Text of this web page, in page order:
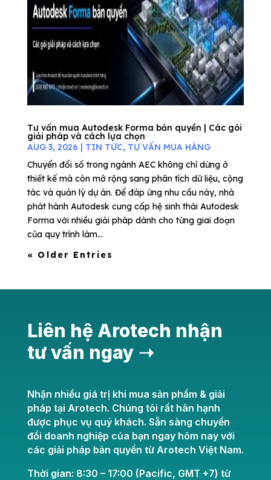
Tư vấn mua Autodesk Forma bản quyền | Các gói
giải pháp và cách lựa chọn
AUG 3, 2026 | TIN TỨC, TƯ VẤN MUA HÀNG
Chuyển đổi số trong ngành AEC không chỉ dừng ở
thiết kế mà còn mở rộng sang phân tích dữ liệu, cộng
tác và quản lý dự án. Để đáp ứng nhu cầu này, nhà
phát hành Autodesk cung cấp hệ sinh thái Autodesk
Forma với nhiều giải pháp dành cho từng giai đoạn
của quy trình làm...
« Older Entries
Liên hệ Arotech nhận
tư vấn ngay ➝
Nhận nhiều giá trị khi mua sản phẩm & giải
pháp tại Arotech. Chúng tôi rất hân hạnh
được phục vụ quý khách. Sẵn sàng chuyển
đổi doanh nghiệp của bạn ngay hôm nay với
các giải pháp bản quyền từ Arotech Việt Nam.
Thời gian: 8:30 – 17:00 (Pacific, GMT +7) từ